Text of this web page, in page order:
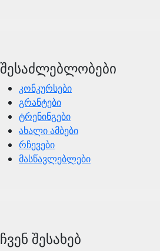
შესაძლებლობები
კონკურსები
გრანტები
ტრენინგები
ახალი ამბები
რჩევები
მასწავლებლები
ჩვენ შესახებ